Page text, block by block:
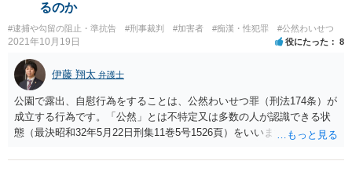
るのか
#逮捕や勾留の阻止・準抗告 #刑事裁判 #加害者 #痴漢・性犯罪 #公然わいせつ
2021年10月19日 役にたった 8
伊藤 翔太 弁護士
公園で露出、自慰行為をすることは、公然わいせつ罪（刑法174条）が
成立する行為です。「公然」とは不特定又は多数の人が認識できる状
態（最決昭和32年5月22日刑集11巻5号1526頁）をいいます。公園は不
することは公然わいせつとなるでしょう。このような行為は実際に不